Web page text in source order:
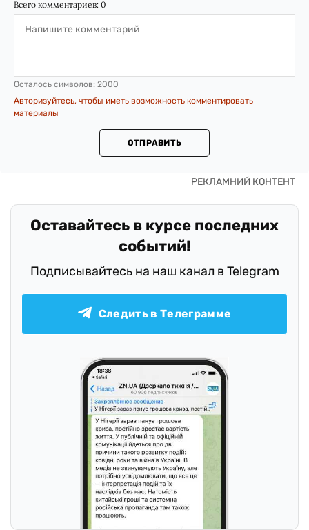
Всего комментариев: 0
Осталось символов: 2000
Авторизуйтесь, чтобы иметь возможность комментировать
материалы
ОТПРАВИТЬ
Оставайтесь в курсе последних
событий!
Подписывайтесь на наш канал в Telegram
Следить в Телеграмме